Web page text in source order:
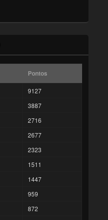
Pontos
9127
3887
2716
2677
2323
1511
1447
959
872